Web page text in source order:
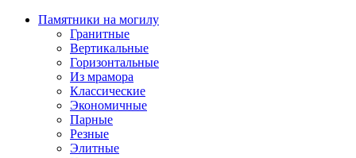
Памятники на могилу
Гранитные
Вертикальные
Горизонтальные
Из мрамора
Классические
Экономичные
Парные
Резные
Элитные